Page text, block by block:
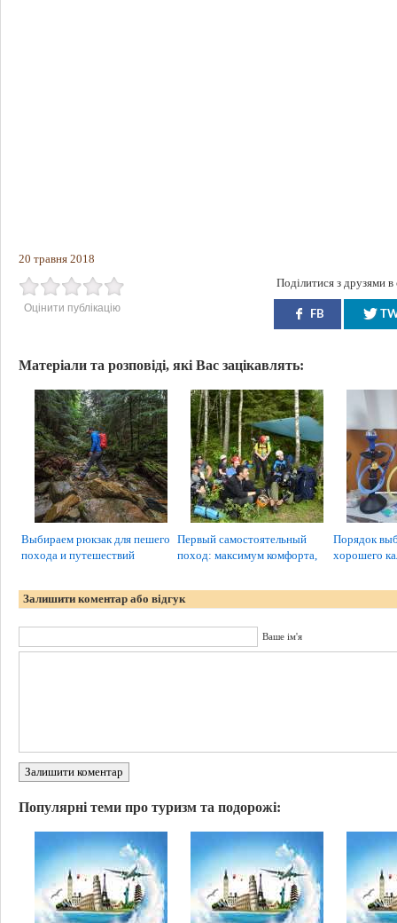
20 травня 2018
Оцінити публікацію
Поділитися з друзями
FB
Матеріали та розповіді, які Вас зацікавлять:
Выбираем рюкзак для пешего
похода и путешествий
Первый самостоятельный
поход: максимум комфорта,
Порядок
хорошего
Залишити коментар або відгук
Ваше ім'я
Залишити коментар
Популярні теми про туризм та подорожі: